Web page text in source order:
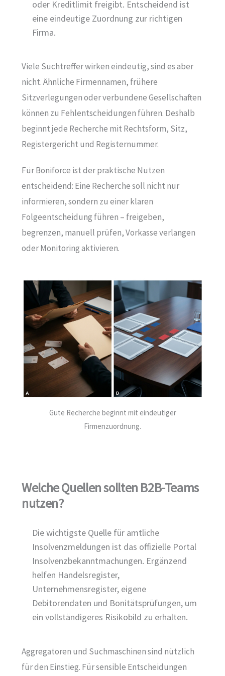
oder Kreditlimit freigibt. Entscheidend ist
eine eindeutige Zuordnung zur richtigen
Firma.
Viele Suchtreffer wirken eindeutig, sind es aber
nicht. Ähnliche Firmennamen, frühere
Sitzverlegungen oder verbundene Gesellschaften
können zu Fehlentscheidungen führen. Deshalb
beginnt jede Recherche mit Rechtsform, Sitz,
Registergericht und Registernummer.
Für Boniforce ist der praktische Nutzen
entscheidend: Eine Recherche soll nicht nur
informieren, sondern zu einer klaren
Folgeentscheidung führen – freigeben,
begrenzen, manuell prüfen, Vorkasse verlangen
oder Monitoring aktivieren.
Gute Recherche beginnt mit eindeutiger
Firmenzuordnung.
Welche Quellen sollten B2B-Teams
nutzen?
Die wichtigste Quelle für amtliche
Insolvenzmeldungen ist das offizielle Portal
Insolvenzbekanntmachungen. Ergänzend
helfen Handelsregister,
Unternehmensregister, eigene
Debitorendaten und Bonitätsprüfungen, um
ein vollständigeres Risikobild zu erhalten.
Aggregatoren und Suchmaschinen sind nützlich
für den Einstieg. Für sensible Entscheidungen